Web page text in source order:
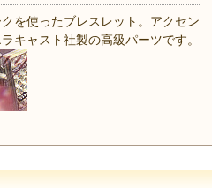
を使ったブレスレット。アクセン
キャスト社製の高級パーツです。